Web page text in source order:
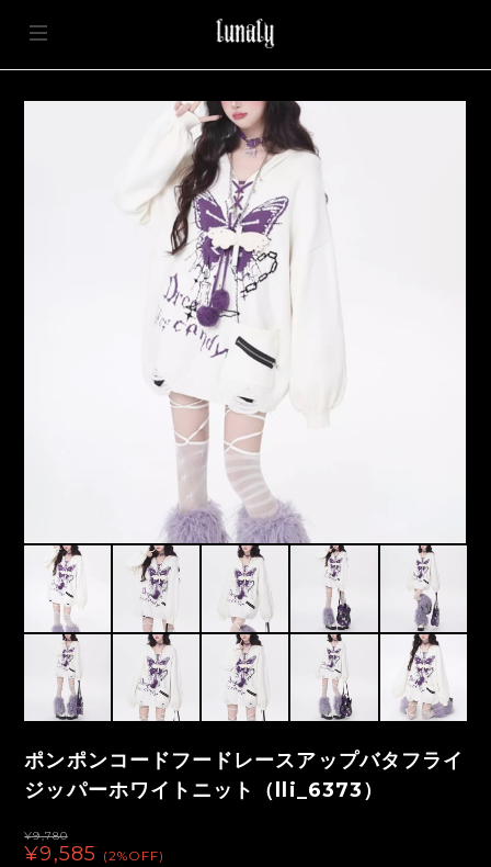
ポンポンコードフードレースアップバタフライ
ジッパーホワイトニット（lli_6373）
¥9,780
¥9,585 (2%OFF)